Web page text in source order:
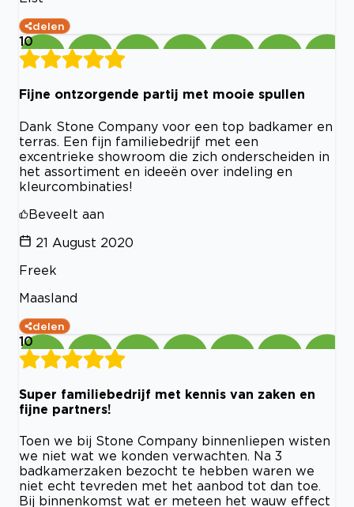
delen
10
Fijne ontzorgende partij met mooie spullen
Dank Stone Company voor een top badkamer en
terras. Een fijn familiebedrijf met een
excentrieke showroom die zich onderscheiden in
het assortiment en ideeën over indeling en
kleurcombinaties!
Beveelt aan
21 August 2020
Freek
Maasland
delen
10
Super familiebedrijf met kennis van zaken en
fijne partners!
Toen we bij Stone Company binnenliepen wisten
we niet wat we konden verwachten. Na 3
badkamerzaken bezocht te hebben waren we
niet echt tevreden met het aanbod tot dan toe.
Bij binnenkomst wat er meteen het wauw effect